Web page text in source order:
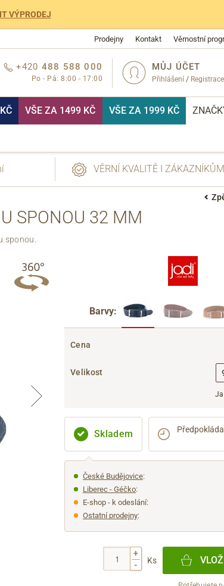
VÝPRODEJ
Prodejny Kontakt Věrnostní
MŮJ ÚČET
Přihlášení / Registrace
+420 488 588 000
Po - Pá: 8:00 - 17:00
VŠE ZA 1499 KČ VŠE ZA 1999 KČ
VĚRNÍ KVALITĚ I
SPONOU 32 MM
sponou.
Barvy:
Cena
Velikost
Skladem
České Budějovice:
Liberec - Géčko:
E-shop - k odeslání:
Ostatní prodejny:
+
-
Ks